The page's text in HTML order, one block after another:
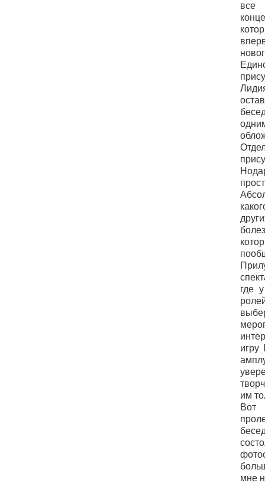
все
где
игру
им
Вот
мне